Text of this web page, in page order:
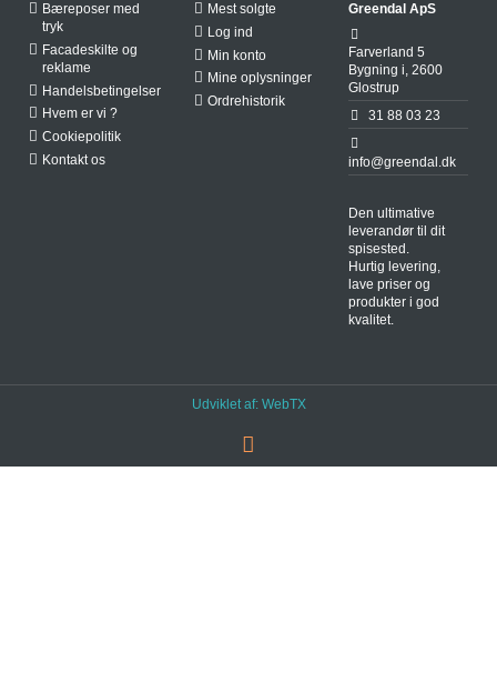
Bæreposer med
tryk
Facadeskilte og
reklame
Handelsbetingelser
Hvem er vi ?
Cookiepolitik
Kontakt os
Mest solgte
Log ind
Min konto
Mine oplysninger
Ordrehistorik
Greendal ApS
Farverland 5
Bygning i, 2600
Glostrup
31 88 03 23
info@greendal.dk
Den ultimative
leverandør til dit
spisested.
Hurtig levering,
lave priser og
produkter i god
kvalitet.
Udviklet af: WebTX